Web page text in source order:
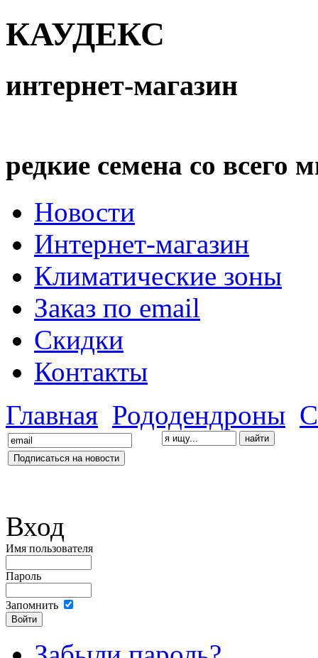
КАУДЕКС
интернет-магазин
редкие семена со всего
Новости
Интернет-магазин
Климатические зоны
Заказ по email
Скидки
Контакты
Главная Рододендроны
Вход
Имя пользователя
Пароль
Запомнить